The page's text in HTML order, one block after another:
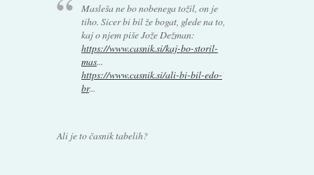
Masleša ne bo nobenega tožil, on je
tiho. Sicer bi bil že bogat, glede na to,
kaj o njem piše Jože Dežman:
https://www.casnik.si/kaj-bo-storil-
mas...
https://www.casnik.si/ali-bi-bil-edo-
br...
Ali je to časnik tabelih?